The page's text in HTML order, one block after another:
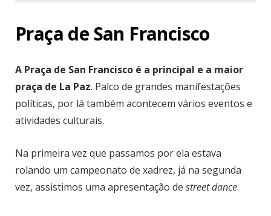
Praça de San Francisco
A Praça de San Francisco é a principal e a maior
praça de La Paz. Palco de grandes manifestações
políticas, por lá também acontecem vários eventos e
atividades culturais.
Na primeira vez que passamos por ela estava
rolando um campeonato de xadrez, já na segunda
vez, assistimos uma apresentação de street dance.